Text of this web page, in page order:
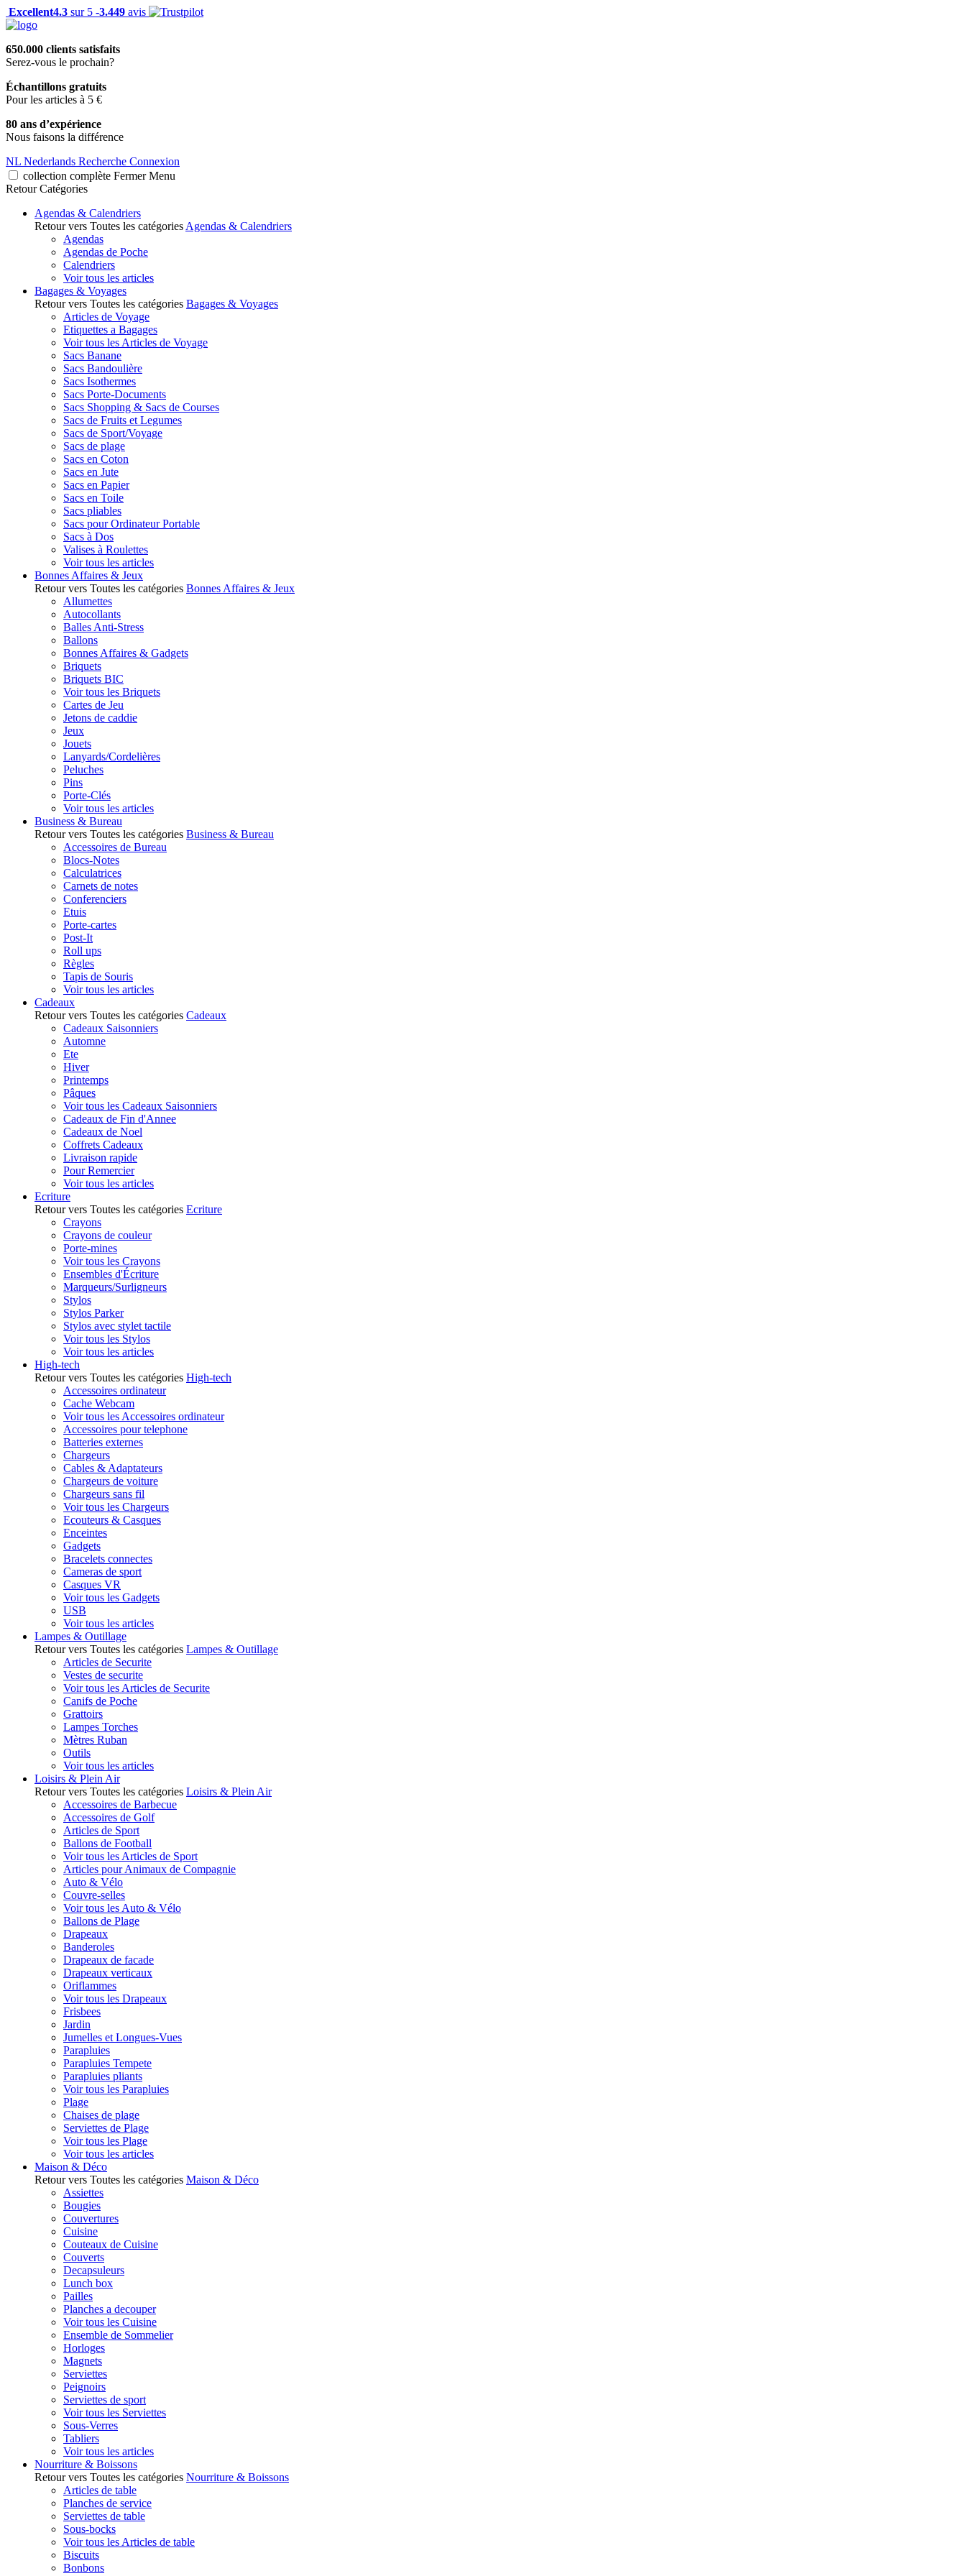
Excellent4.3 sur 5 -3.449 avis
650.000 clients satisfaits
Serez-vous le prochain?
Échantillons gratuits
Pour les articles à 5 €
80 ans d’expérience
Nous faisons la différence
NL Nederlands Recherche Connexion
collection complète Fermer Menu
Retour Catégories
Agendas & Calendriers
Retour vers Toutes les catégories Agendas & Calendriers
Agendas
Agendas de Poche
Calendriers
Voir tous les articles
Bagages & Voyages
Retour vers Toutes les catégories Bagages & Voyages
Articles de Voyage
Etiquettes a Bagages
Voir tous les Articles de Voyage
Sacs Banane
Sacs Bandoulière
Sacs Isothermes
Sacs Porte-Documents
Sacs Shopping & Sacs de Courses
Sacs de Fruits et Legumes
Sacs de Sport/Voyage
Sacs de plage
Sacs en Coton
Sacs en Jute
Sacs en Papier
Sacs en Toile
Sacs pliables
Sacs pour Ordinateur Portable
Sacs à Dos
Valises à Roulettes
Voir tous les articles
Bonnes Affaires & Jeux
Retour vers Toutes les catégories Bonnes Affaires & Jeux
Allumettes
Autocollants
Balles Anti-Stress
Ballons
Bonnes Affaires & Gadgets
Briquets
Briquets BIC
Voir tous les Briquets
Cartes de Jeu
Jetons de caddie
Jeux
Jouets
Lanyards/Cordelières
Peluches
Pins
Porte-Clés
Voir tous les articles
Business & Bureau
Retour vers Toutes les catégories Business & Bureau
Accessoires de Bureau
Blocs-Notes
Calculatrices
Carnets de notes
Conferenciers
Etuis
Porte-cartes
Post-It
Roll ups
Règles
Tapis de Souris
Voir tous les articles
Cadeaux
Retour vers Toutes les catégories Cadeaux
Cadeaux Saisonniers
Automne
Ete
Hiver
Printemps
Pâques
Voir tous les Cadeaux Saisonniers
Cadeaux de Fin d'Annee
Cadeaux de Noel
Coffrets Cadeaux
Livraison rapide
Pour Remercier
Voir tous les articles
Ecriture
Retour vers Toutes les catégories Ecriture
Crayons
Crayons de couleur
Porte-mines
Voir tous les Crayons
Ensembles d'Écriture
Marqueurs/Surligneurs
Stylos
Stylos Parker
Stylos avec stylet tactile
Voir tous les Stylos
Voir tous les articles
High-tech
Retour vers Toutes les catégories High-tech
Accessoires ordinateur
Cache Webcam
Voir tous les Accessoires ordinateur
Accessoires pour telephone
Batteries externes
Chargeurs
Cables & Adaptateurs
Chargeurs de voiture
Chargeurs sans fil
Voir tous les Chargeurs
Ecouteurs & Casques
Enceintes
Gadgets
Bracelets connectes
Cameras de sport
Casques VR
Voir tous les Gadgets
USB
Voir tous les articles
Lampes & Outillage
Retour vers Toutes les catégories Lampes & Outillage
Articles de Securite
Vestes de securite
Voir tous les Articles de Securite
Canifs de Poche
Grattoirs
Lampes Torches
Mètres Ruban
Outils
Voir tous les articles
Loisirs & Plein Air
Retour vers Toutes les catégories Loisirs & Plein Air
Accessoires de Barbecue
Accessoires de Golf
Articles de Sport
Ballons de Football
Voir tous les Articles de Sport
Articles pour Animaux de Compagnie
Auto & Vélo
Couvre-selles
Voir tous les Auto & Vélo
Ballons de Plage
Drapeaux
Banderoles
Drapeaux de facade
Drapeaux verticaux
Oriflammes
Voir tous les Drapeaux
Frisbees
Jardin
Jumelles et Longues-Vues
Parapluies
Parapluies Tempete
Parapluies pliants
Voir tous les Parapluies
Plage
Chaises de plage
Serviettes de Plage
Voir tous les Plage
Voir tous les articles
Maison & Déco
Retour vers Toutes les catégories Maison & Déco
Assiettes
Bougies
Couvertures
Cuisine
Couteaux de Cuisine
Couverts
Decapsuleurs
Lunch box
Pailles
Planches a decouper
Voir tous les Cuisine
Ensemble de Sommelier
Horloges
Magnets
Serviettes
Peignoirs
Serviettes de sport
Voir tous les Serviettes
Sous-Verres
Tabliers
Voir tous les articles
Nourriture & Boissons
Retour vers Toutes les catégories Nourriture & Boissons
Articles de table
Planches de service
Serviettes de table
Sous-bocks
Voir tous les Articles de table
Biscuits
Bonbons